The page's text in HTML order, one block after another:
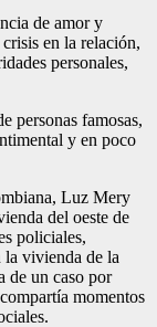
de amor y
en la relación,
personales,
personas famosas,
y en poco
Luz Mery
del oeste de
policiales,
la vivienda de la
de un caso por
momentos